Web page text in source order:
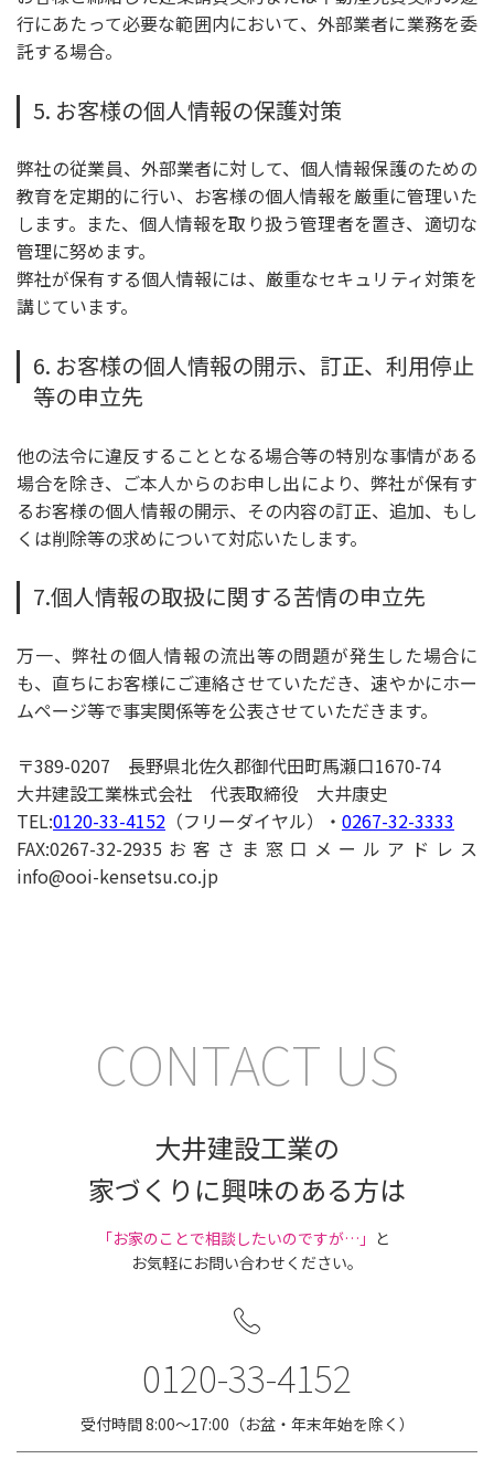
行にあたって必要な範囲内において、外部業者に業務を委
託する場合。
5. お客様の個人情報の保護対策
弊社の従業員、外部業者に対して、個人情報保護のための
教育を定期的に行い、お客様の個人情報を厳重に管理いた
します。また、個人情報を取り扱う管理者を置き、適切な
管理に努めます。
弊社が保有する個人情報には、厳重なセキュリティ対策を
講じています。
6. お客様の個人情報の開示、訂正、利用停止
等の申立先
他の法令に違反することとなる場合等の特別な事情がある
場合を除き、ご本人からのお申し出により、弊社が保有す
るお客様の個人情報の開示、その内容の訂正、追加、もし
くは削除等の求めについて対応いたします。
7.個人情報の取扱に関する苦情の申立先
万一、弊社の個人情報の流出等の問題が発生した場合に
も、直ちにお客様にご連絡させていただき、速やかにホー
ムページ等で事実関係等を公表させていただきます。
〒389-0207 長野県北佐久郡御代田町馬瀬口1670-74
大井建設工業株式会社 代表取締役 大井康史
TEL:0120-33-4152 （フリーダイヤル）・ 0267-32-3333
FAX:0267-32-2935お客さま窓口メールアドレス
info@ooi-kensetsu.co.jp
CONTACT US
大井建設工業の
家づくりに興味のある方は
｢お家のことで相談したいのですが…」 と
お気軽にお問い合わせください。
0120-33-4152
受付時間 8:00〜17:00（お盆・年末年始を除く）